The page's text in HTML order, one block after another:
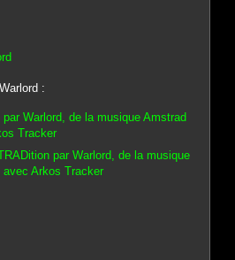
:
Warlord, de la musique Amstrad
Tracker
par Warlord, de la musique
Arkos Tracker